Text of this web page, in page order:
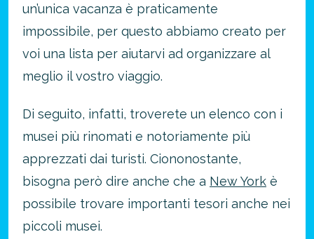
un’unica vacanza è praticamente
impossibile, per questo abbiamo creato per
voi una lista per aiutarvi ad organizzare al
meglio il vostro viaggio.
Di seguito, infatti, troverete un elenco con i
musei più rinomati e notoriamente più
apprezzati dai turisti. Ciononostante,
bisogna però dire anche che a New York è
possibile trovare importanti tesori anche nei
piccoli musei.